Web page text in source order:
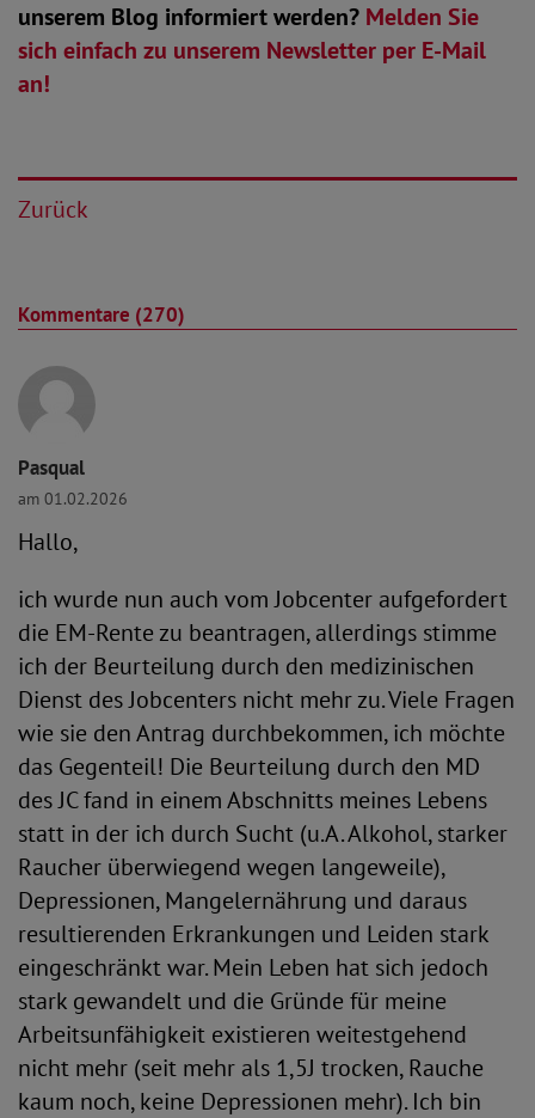
unserem Blog informiert werden? Melden Sie
sich einfach zu unserem Newsletter per E-Mail
an!
Zurück
Kommentare (270)
Pasqual
am 01.02.2026
Hallo,
ich wurde nun auch vom Jobcenter aufgefordert
die EM-Rente zu beantragen, allerdings stimme
ich der Beurteilung durch den medizinischen
Dienst des Jobcenters nicht mehr zu. Viele Fragen
wie sie den Antrag durchbekommen, ich möchte
das Gegenteil! Die Beurteilung durch den MD
des JC fand in einem Abschnitts meines Lebens
statt in der ich durch Sucht (u.A. Alkohol, starker
Raucher überwiegend wegen langeweile),
Depressionen, Mangelernährung und daraus
resultierenden Erkrankungen und Leiden stark
eingeschränkt war. Mein Leben hat sich jedoch
stark gewandelt und die Gründe für meine
Arbeitsunfähigkeit existieren weitestgehend
nicht mehr (seit mehr als 1,5J trocken, Rauche
kaum noch, keine Depressionen mehr). Ich bin